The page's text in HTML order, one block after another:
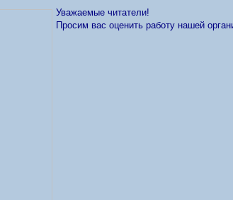
Уважаемые читатели!
Просим вас оценить работу нашей